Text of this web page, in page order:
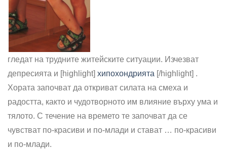
гледат на трудните житейските ситуации. Изчезват
депресията и [highlight] хипохондрията [/highlight] .
Хората започват да откриват силата на смеха и
радостта, както и чудотворното им влияние върху ума и
тялото. С течение на времето те започват да се
чувстват по-красиви и по-млади и стават … по-красиви
и по-млади.